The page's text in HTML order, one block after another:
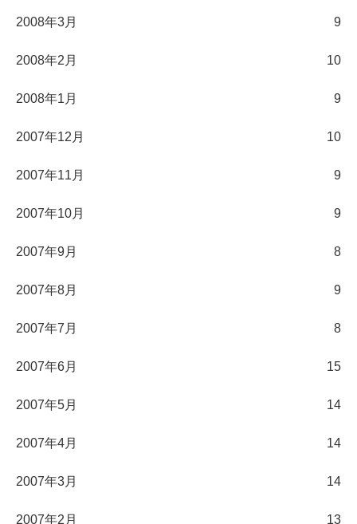
2008年3月 9
2008年2月 10
2008年1月 9
2007年12月 10
2007年11月 9
2007年10月 9
2007年9月 8
2007年8月 9
2007年7月 8
2007年6月 15
2007年5月 14
2007年4月 14
2007年3月 14
2007年2月 13